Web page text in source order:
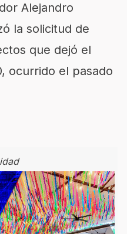
Alejandro
la solicitud de
que dejó el
ocurrido el pasado